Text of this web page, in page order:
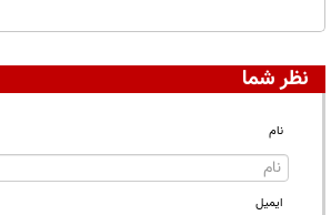
نظر شما
نام
ایمیل